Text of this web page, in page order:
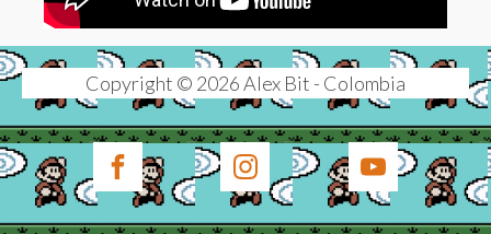
Copyright © 2026 Alex Bit - Colombia